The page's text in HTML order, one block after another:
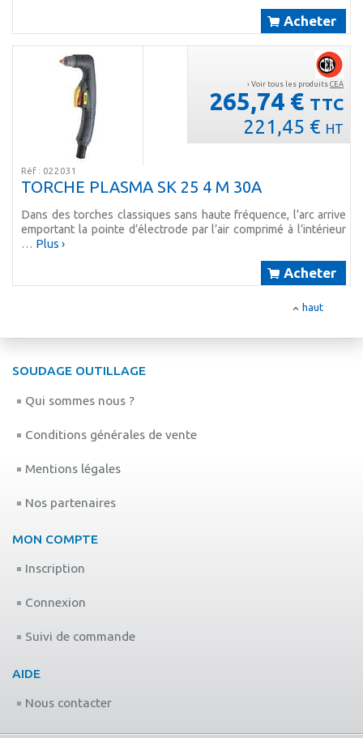
Acheter
› Voir tous les produitsCEA
265,74 € TTC
221,45 € HT
Réf : 022031
TORCHE PLASMA SK 25 4 M 30A
Dans des torches classiques sans haute fréquence, l’arc arrive
emportant la pointe d’électrode par l’air comprimé à l’intérieur
… Plus ›
Acheter
haut
SOUDAGE OUTILLAGE
Qui sommes nous ?
Conditions générales de vente
Mentions légales
Nos partenaires
MON COMPTE
Inscription
Connexion
Suivi de commande
AIDE
Nous contacter